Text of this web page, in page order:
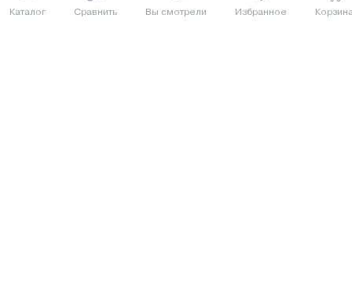
Каталог Сравнить Вы смотрели Избранное
Купить Купить